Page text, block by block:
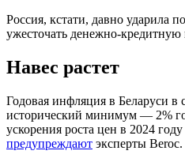
Россия, кстати, давно ударила
ужесточать денежно-
Навес растет
Годовая инфляция в Беларуси в
исторический минимум — 2%
ускорения роста цен в 2024
предупреждают эксперты Beroc.